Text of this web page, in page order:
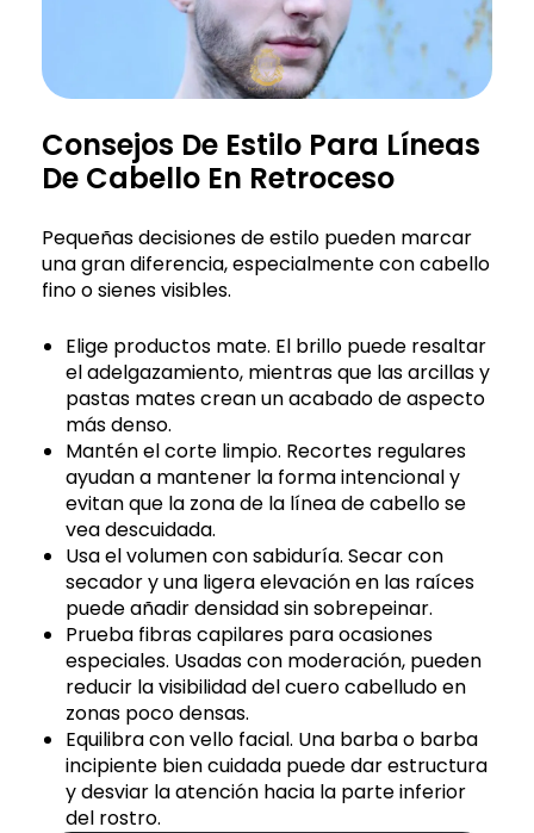
Consejos De Estilo Para Líneas
De Cabello En Retroceso
Pequeñas decisiones de estilo pueden marcar
una gran diferencia, especialmente con cabello
fino o sienes visibles.
Elige productos mate. El brillo puede resaltar
el adelgazamiento, mientras que las arcillas y
pastas mates crean un acabado de aspecto
más denso.
Mantén el corte limpio. Recortes regulares
ayudan a mantener la forma intencional y
evitan que la zona de la línea de cabello se
vea descuidada.
Usa el volumen con sabiduría. Secar con
secador y una ligera elevación en las raíces
puede añadir densidad sin sobrepeinar.
Prueba fibras capilares para ocasiones
especiales. Usadas con moderación, pueden
reducir la visibilidad del cuero cabelludo en
zonas poco densas.
Equilibra con vello facial. Una barba o barba
incipiente bien cuidada puede dar estructura
y desviar la atención hacia la parte inferior
del rostro.